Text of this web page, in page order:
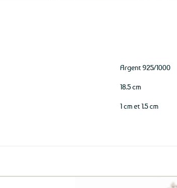
Argent 925/1000
18.5 cm
1 cm et 1.5 cm